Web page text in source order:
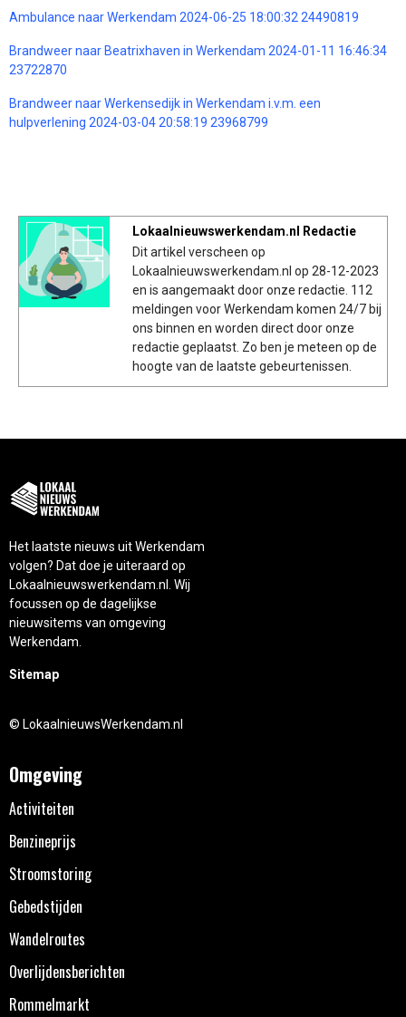
Ambulance naar Werkendam 2024-06-25 18:00:32 24490819
Brandweer naar Beatrixhaven in Werkendam 2024-01-11 16:46:34
23722870
Brandweer naar Werkensedijk in Werkendam i.v.m. een
hulpverlening 2024-03-04 20:58:19 23968799
Lokaalnieuwswerkendam.nl Redactie
Dit artikel verscheen op
Lokaalnieuwswerkendam.nl op 28-12-2023
en is aangemaakt door onze redactie. 112
meldingen voor Werkendam komen 24/7 bij
ons binnen en worden direct door onze
redactie geplaatst. Zo ben je meteen op de
hoogte van de laatste gebeurtenissen.
Het laatste nieuws uit Werkendam
volgen? Dat doe je uiteraard op
Lokaalnieuwswerkendam.nl. Wij
focussen op de dagelijkse
nieuwsitems van omgeving
Werkendam.
Sitemap
© LokaalnieuwsWerkendam.nl
Omgeving
Activiteiten
Benzineprijs
Stroomstoring
Gebedstijden
Wandelroutes
Overlijdensberichten
Rommelmarkt